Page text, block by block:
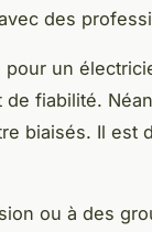
des
un
fiabilité.
biaisés. Il est
ou à des